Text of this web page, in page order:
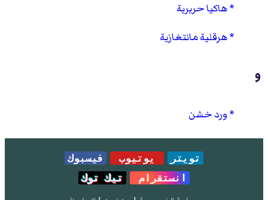
هاكيا حريرية
هرقلية مانتغازية
و
ورد خشن
تويتر يوتيوب
فيسبوك
انستقرام
تيك توك